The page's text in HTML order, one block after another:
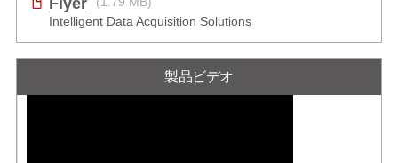
Flyer
(1.79 MB)
Intelligent Data Acquisition Solutions
製品ビデオ